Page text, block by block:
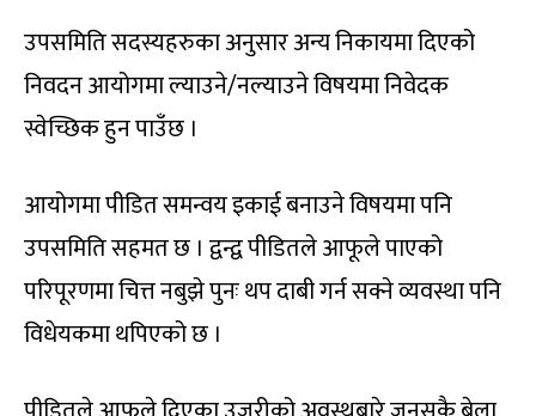
उपसमिति सदस्यहरुका अनुसार अन्य निकायमा दिएको
निवदन आयोगमा ल्याउने/नल्याउने विषयमा निवेदक
स्वेच्छिक हुन पाउँछ ।
आयोगमा पीडित समन्वय इकाई बनाउने विषयमा पनि
उपसमिति सहमत छ । द्वन्द्व पीडितले आफूले पाएको
परिपूरणमा चित्त नबुझे पुनः थप दाबी गर्न सक्ने व्यवस्था पनि
विधेयकमा थपिएको छ ।